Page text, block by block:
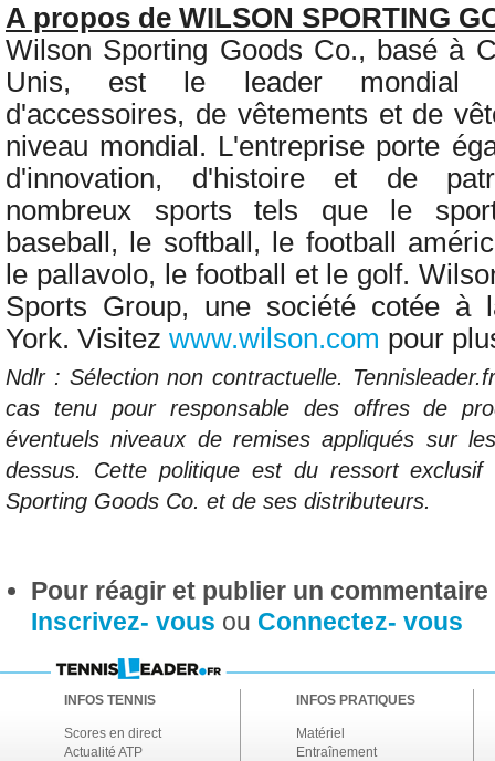
A propos de WILSON SPORTING
Wilson Sporting Goods Co., basé à
Unis, est le leader mondial
d'accessoires, de vêtements et de
niveau mondial. L'entreprise porte
d'innovation, d'histoire et de
nombreux sports tels que le
baseball, le softball, le football
le pallavolo, le football et le golf.
Sports Group, une société cotée à
York. Visitez www.wilson.com pour
Ndlr : Sélection non contractuelle.
cas tenu pour responsable des offres de
éventuels niveaux de remises appliqués sur
dessus. Cette politique est du ressort
Sporting Goods Co. et de ses distributeurs.
Pour réagir et publier un
Inscrivez- vous ou Connectez- vous
INFOS TENNIS
Scores en direct
Actualité ATP
INFOS PRATIQUES
Matériel
Entraînement